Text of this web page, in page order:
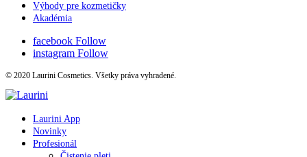
Výhody pre kozmetičky
Akadémia
facebook Follow
instagram Follow
© 2020 Laurini Cosmetics. Všetky práva vyhradené.
Laurini App
Novinky
Profesionál